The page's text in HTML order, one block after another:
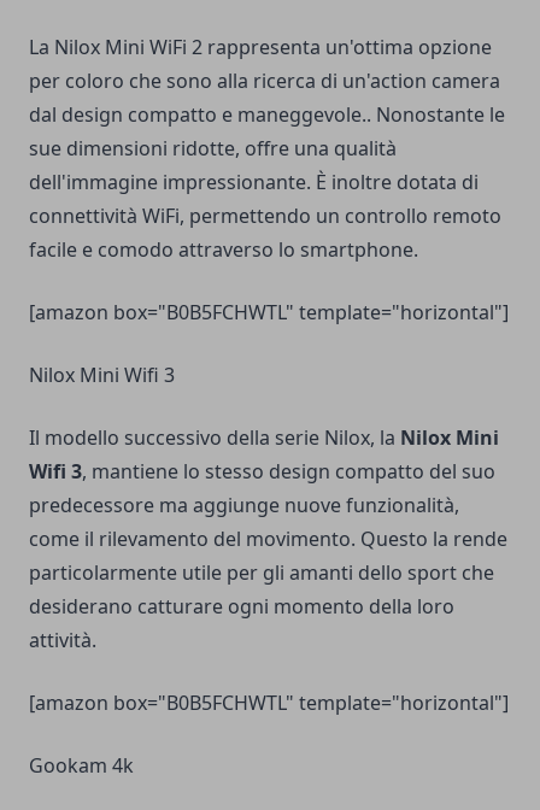
La Nilox Mini WiFi 2 rappresenta un'ottima opzione
per coloro che sono alla ricerca di un'action camera
dal design compatto e maneggevole.. Nonostante le
sue dimensioni ridotte, offre una qualità
dell'immagine impressionante. È inoltre dotata di
connettività WiFi, permettendo un controllo remoto
facile e comodo attraverso lo smartphone.
[amazon box="B0B5FCHWTL" template="horizontal"]
Nilox Mini Wifi 3
Il modello successivo della serie Nilox, la Nilox Mini
Wifi 3, mantiene lo stesso design compatto del suo
predecessore ma aggiunge nuove funzionalità,
come il rilevamento del movimento. Questo la rende
particolarmente utile per gli amanti dello sport che
desiderano catturare ogni momento della loro
attività.
[amazon box="B0B5FCHWTL" template="horizontal"]
Gookam 4k